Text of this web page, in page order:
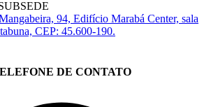
94, Edifício Marabá Center, sala
CEP: 45.600-190.
DE CONTATO